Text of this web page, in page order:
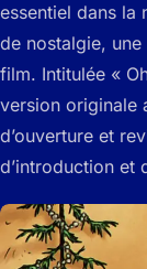
essentiel dans la
de nostalgie, une
film. Intitulée «
version originale
d’ouverture et
d’introduction et